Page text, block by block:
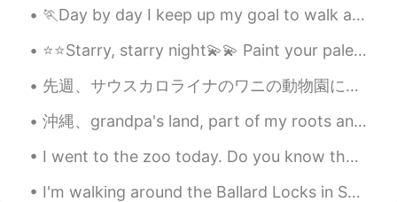
えて言うなら、シンガポールに9年住んで
いますが。のあとの。は「、」でしょう
か。👍
🏃Day by day I keep up my goal to walk around 15km! To my surprise, I found these cute baby duckli...
⭐️⭐️Starry, starry night💫💫 Paint your palette blue and gray Look out on a summer’s day With eyes ...
先週、サウスカロライナのワニの動物園に行きました。ワニの数が多いのにはびっくりしました。300匹以上いました。長いワニ、短いワニ、大きなワニ、小さなワニがいました。大きさは小さいのから大きいのま...
沖縄、grandpa's land, part of my roots and identity resides here.. These corona times I ve been com...
I went to the zoo today. Do you know the names of all of these animals in English? 👇👇👇 (Answers B...
I'm walking around the Ballard Locks in Seattle. The weather is really good this evening. so I de...